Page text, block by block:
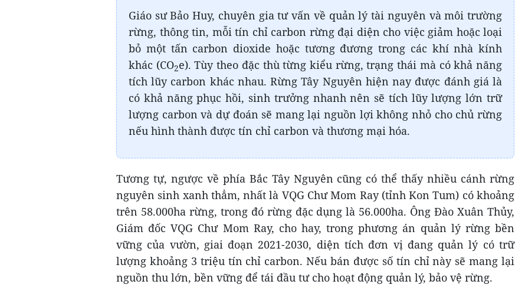
Giáo sư Bảo Huy, chuyên gia tư vấn về quản lý tài nguyên và môi trường
rừng, thông tin, mỗi tín chỉ carbon rừng đại diện cho việc giảm hoặc loại
bỏ một tấn carbon dioxide hoặc tương đương trong các khí nhà kính
khác (CO2e). Tùy theo đặc thù từng kiểu rừng, trạng thái mà có khả năng
tích lũy carbon khác nhau. Rừng Tây Nguyên hiện nay được đánh giá là
có khả năng phục hồi, sinh trưởng nhanh nên sẽ tích lũy lượng lớn trữ
lượng carbon và dự đoán sẽ mang lại nguồn lợi không nhỏ cho chủ rừng
nếu hình thành được tín chỉ carbon và thương mại hóa.
Tương tự, ngược về phía Bắc Tây Nguyên cũng có thể thấy nhiều cánh rừng
nguyên sinh xanh thẳm, nhất là VQG Chư Mom Ray (tỉnh Kon Tum) có khoảng
trên 58.000ha rừng, trong đó rừng đặc dụng là 56.000ha. Ông Đào Xuân Thủy,
Giám đốc VQG Chư Mom Ray, cho hay, trong phương án quản lý rừng bền
vững của vườn, giai đoạn 2021-2030, diện tích đơn vị đang quản lý có trữ
lượng khoảng 3 triệu tín chỉ carbon. Nếu bán được số tín chỉ này sẽ mang lại
nguồn thu lớn, bền vững để tái đầu tư cho hoạt động quản lý, bảo vệ rừng.